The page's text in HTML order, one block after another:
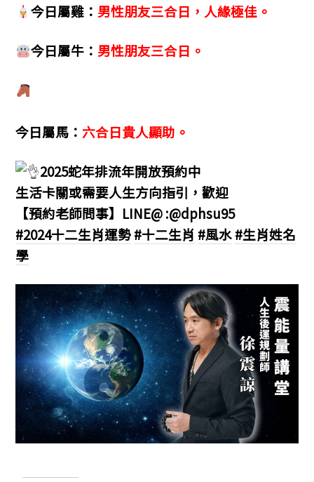
今日屬雞： 男性朋友三合日，人緣極佳。
今日屬牛： 男性朋友三合日。
今日屬馬： 六合日貴人顯助。
2025蛇年排流年開放預約中
生活卡關或需要人生方向指引，歡迎
【預約老師問事】LINE@ :@dphsu95
#2024十二生肖運勢#十二生肖 #風水#生肖姓名
學